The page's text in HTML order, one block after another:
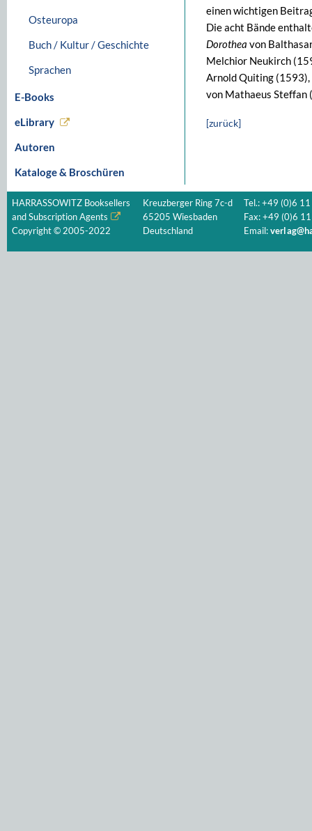
Osteuropa
Buch / Kultur / Geschichte
Sprachen
E-Books
eLibrary
Autoren
Kataloge & Broschüren
einen wichtigen
Die acht Bände
Dorothea von
Melchior Neukirch
Arnold Quiting (1593),
von Mathaeus Steffan
[zurück]
HARRASSOWITZ Booksellers
and Subscription Agents
Copyright © 2005-2022
Kreuzberger Ring 7c-d
65205 Wiesbaden
Deutschland
Tel.: +49 (0)6
Fax: +49 (0)6
Email: